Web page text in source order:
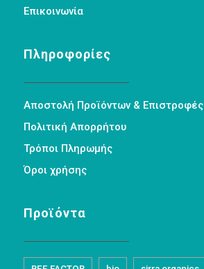
Επικοινωνία
Πληροφορίες
Αποστολή Προϊόντων & Επιστροφές
Πολιτική Απορρήτου
Τρόποι Πληρωμής
Όροι χρήσης
Προϊόντα